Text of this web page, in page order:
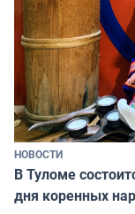
НОВОСТИ
В Туломе
дня коренных